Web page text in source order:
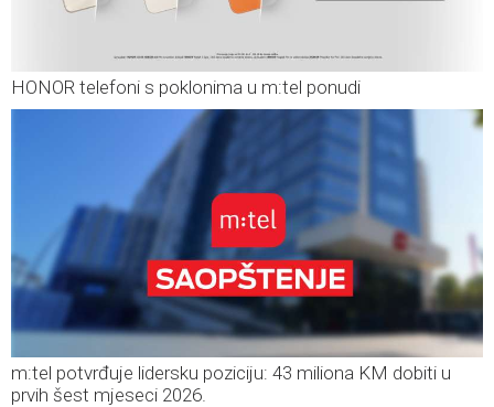
HONOR telefoni s poklonima u m:tel ponudi
m:tel potvrđuje lidersku poziciju: 43 miliona KM dobiti u
prvih šest mjeseci 2026.